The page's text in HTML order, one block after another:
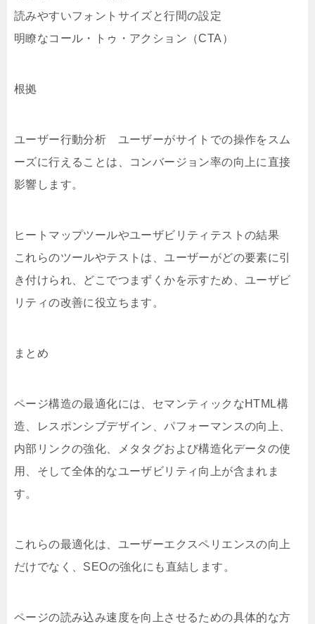
読みやすいフォントサイズと行間の設定
明瞭なコール・トゥ・アクション（CTA）
根拠
ユーザー行動分析 ユーザーがサイトでの操作をスム
ーズに行えることは、コンバージョン率の向上に直接
影響します。
ヒートマップツールやユーザビリティテストの結果
これらのツールやテストは、ユーザーがどの要素に引
き付けられ、どこでつまずくかを示すため、ユーザビ
リティの改善に役立ちます。
まとめ
ページ構造の最適化には、セマンティックなHTML構
造、レスポンシブデザイン、パフォーマンスの向上、
内部リンクの強化、メタタグおよび構造化データの使
用、そして全体的なユーザビリティ向上が含まれま
す。
これらの最適化は、ユーザーエクスペリエンスの向上
だけでなく、SEOの強化にも直結します。
ページの読み込み速度を向上させるための具体的な方